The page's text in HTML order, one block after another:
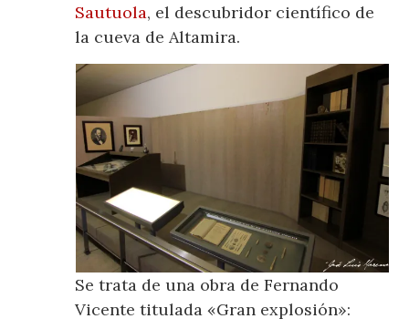
Sautuola, el descubridor científico de
la cueva de Altamira.
Se trata de una obra de Fernando
Vicente titulada «Gran explosión»: